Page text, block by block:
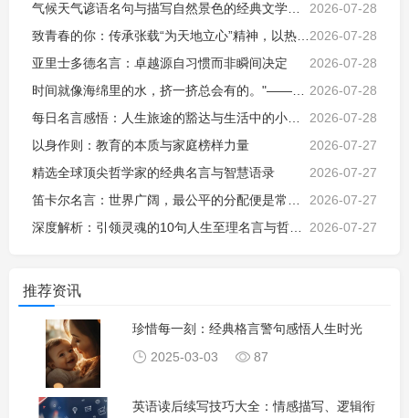
2026-07-28
2026-07-28
2026-07-28
亚里士多德名言：卓越源自习惯而非瞬间决定
2026-07-28
2026-07-28
2026-07-27
以身作则：教育的本质与家庭榜样力量
2026-07-27
精选全球顶尖哲学家的经典名言与智慧语录
2026-07-27
2026-07-27
推荐资讯
珍惜每一刻：经典格言警句感悟人生时光
2025-03-03
87
英语读后续写技巧大全：情感描写、逻辑衔